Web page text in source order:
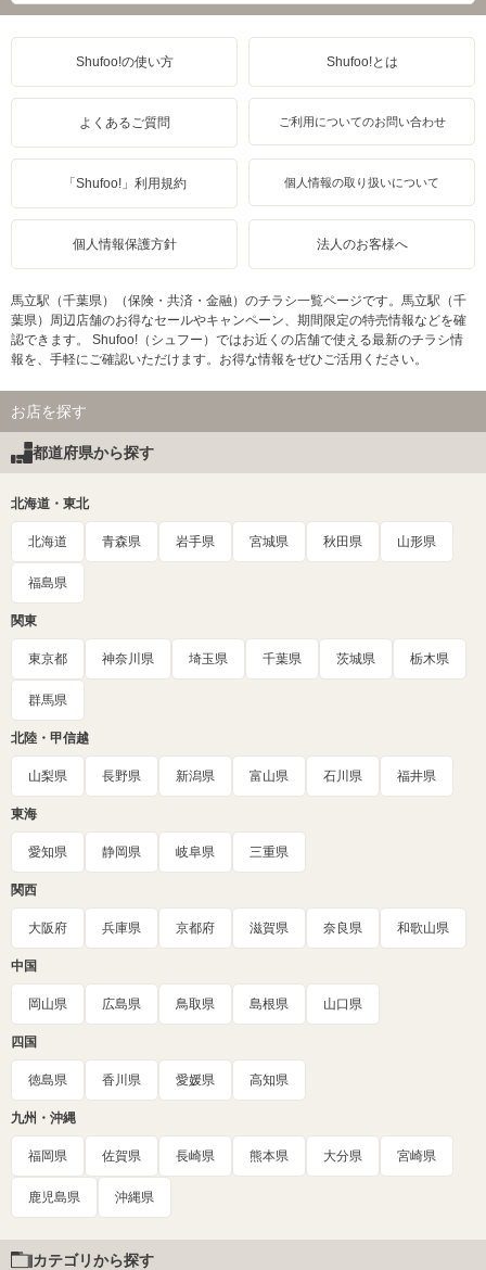
Shufoo!の使い方 Shufoo!とは
よくあるご質問 ご利用についてのお問い合わせ
「Shufoo!」利用規約 個人情報の取り扱いについて
個人情報保護方針 法人のお客様へ
馬立駅（千葉県）（保険・共済・金融）のチラシ一覧ページです。馬立駅（千
葉県）周辺店舗のお得なセールやキャンペーン、期間限定の特売情報などを確
認できます。 Shufoo!（シュフー）ではお近くの店舗で使える最新のチラシ情
報を、手軽にご確認いただけます。お得な情報をぜひご活用ください。
お店を探す
都道府県から探す
北海道・東北
北海道 青森県 岩手県 宮城県 秋田県 山形県
福島県
関東
東京都 神奈川県 埼玉県 千葉県 茨城県 栃木県
群馬県
北陸・甲信越
山梨県 長野県 新潟県 富山県 石川県 福井県
東海
愛知県 静岡県 岐阜県 三重県
関西
大阪府 兵庫県 京都府 滋賀県 奈良県 和歌山県
中国
岡山県 広島県 鳥取県 島根県 山口県
四国
徳島県 香川県 愛媛県 高知県
九州・沖縄
福岡県 佐賀県 長崎県 熊本県 大分県 宮崎県
鹿児島県 沖縄県
カテゴリから探す